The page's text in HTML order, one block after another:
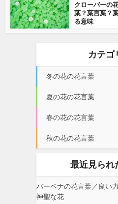
クローバーの
葉？葉言葉？
る意味
カテゴ
冬の花の花言葉
夏の花の花言葉
春の花の花言葉
秋の花の花言葉
最近見られ
バーベナの花言葉／良い
神聖な花